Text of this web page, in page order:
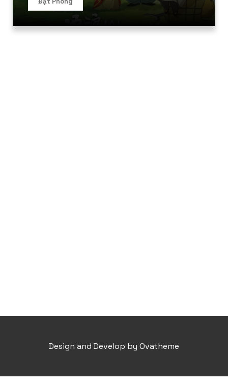
Design and Develop by Ovatheme